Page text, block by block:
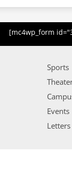
[mc4wp_form
Sports
Events
Letters